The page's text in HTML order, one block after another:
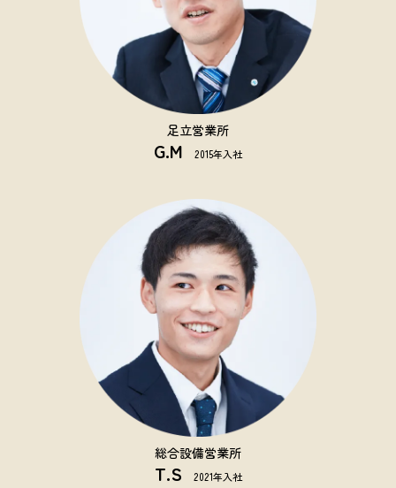
足立営業所
G.M 2015年入社
総合設備営業所
T.S 2021年入社